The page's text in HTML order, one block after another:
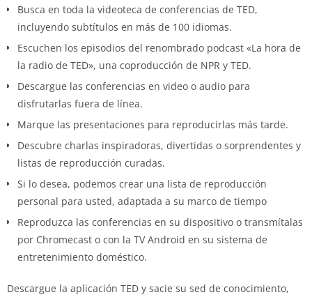
Busca en toda la videoteca de conferencias de TED,
incluyendo subtítulos en más de 100 idiomas.
Escuchen los episodios del renombrado podcast «La hora de
la radio de TED», una coproducción de NPR y TED.
Descargue las conferencias en video o audio para
disfrutarlas fuera de línea.
Marque las presentaciones para reproducirlas más tarde.
Descubre charlas inspiradoras, divertidas o sorprendentes y
listas de reproducción curadas.
Si lo desea, podemos crear una lista de reproducción
personal para usted, adaptada a su marco de tiempo
Reproduzca las conferencias en su dispositivo o transmítalas
por Chromecast o con la TV Android en su sistema de
entretenimiento doméstico.
Descargue la aplicación TED y sacie su sed de conocimiento,